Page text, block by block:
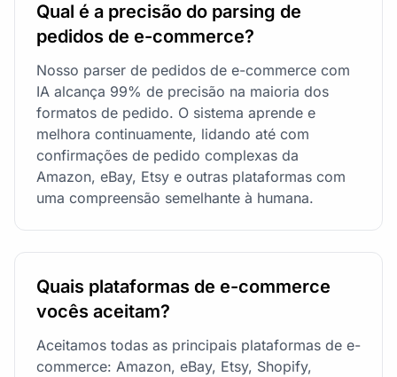
Qual é a precisão do parsing de
pedidos de e-commerce?
Nosso parser de pedidos de e-commerce com
IA alcança 99% de precisão na maioria dos
formatos de pedido. O sistema aprende e
melhora continuamente, lidando até com
confirmações de pedido complexas da
Amazon, eBay, Etsy e outras plataformas com
uma compreensão semelhante à humana.
Quais plataformas de e-commerce
vocês aceitam?
Aceitamos todas as principais plataformas de e-
commerce: Amazon, eBay, Etsy, Shopify,